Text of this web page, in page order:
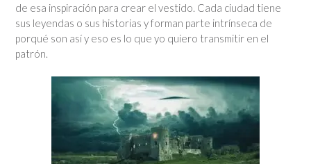
de esa inspiración para crear el vestido. Cada ciudad tiene
sus leyendas o sus historias y forman parte intrínseca de
porqué son así y eso es lo que yo quiero transmitir en el
patrón.